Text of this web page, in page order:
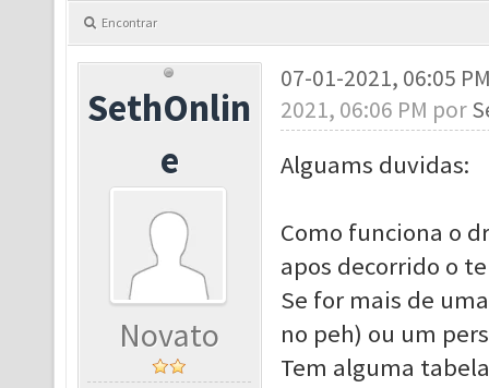
Encontrar
SethOnlin
e
Novato
07-01-2021, 06:05
2021, 06:06 PM por
Alguams duvidas:
Como funciona o
apos decorrido o
Se for mais de
no peh) ou um
Tem alguma